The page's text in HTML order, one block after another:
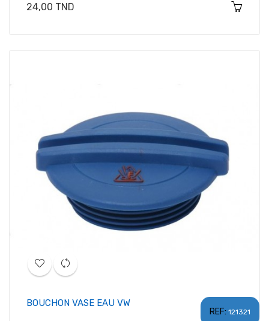
Prix
24,00 TND
REF: 121321
BOUCHON VASE EAU VW